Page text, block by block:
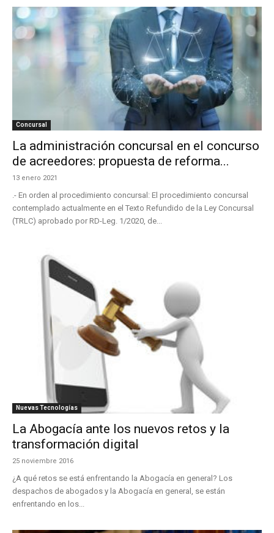
Concursal
La administración concursal en el concurso
de acreedores: propuesta de reforma...
13 enero 2021
.- En orden al procedimiento concursal: El procedimiento concursal
contemplado actualmente en el Texto Refundido de la Ley Concursal
(TRLC) aprobado por RD-Leg. 1/2020, de...
Nuevas Tecnologías
La Abogacía ante los nuevos retos y la
transformación digital
25 noviembre 2016
¿A qué retos se está enfrentando la Abogacía en general? Los
despachos de abogados y la Abogacía en general, se están
enfrentando en los...